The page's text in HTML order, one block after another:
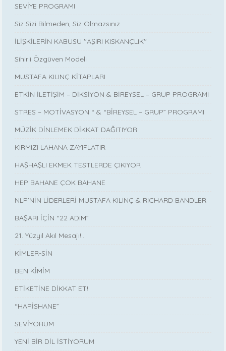
SEVİYE PROGRAMI
Siz Sizi Bilmeden, Siz Olmazsınız
İLİŞKİLERİN KABUSU ''AŞIRI KISKANÇLIK''
Sihirli Özgüven Modeli
MUSTAFA KILINÇ KİTAPLARI
ETKİN İLETİŞİM – DİKSİYON & BİREYSEL – GRUP PROGRAMI
STRES – MOTİVASYON “ & “BİREYSEL – GRUP” PROGRAMI
MÜZİK DİNLEMEK DİKKAT DAĞITIYOR
KIRMIZI LAHANA ZAYIFLATIR
HAŞHAŞLI EKMEK TESTLERDE ÇIKIYOR
HEP BAHANE ÇOK BAHANE
NLP’NİN LİDERLERİ MUSTAFA KILINÇ & RICHARD BANDLER
BAŞARI İÇİN “22 ADIM”
21. Yüzyıl Akıl Mesajı!..
KİMLER-SİN
BEN KİMİM
ETİKETİNE DİKKAT ET!
“HAPİSHANE”
SEVİYORUM
YENİ BİR DİL İSTİYORUM